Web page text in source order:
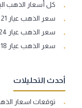
كل أسعار الذهب
سعر الذهب عيار 21
سعر الذهب عيار 24
سعر الذهب عيار 18
أحدث التحليلات
توقعات اسعار